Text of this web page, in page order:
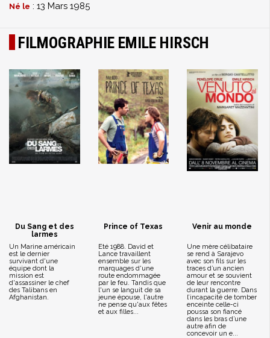
Né le : 13 Mars 1985
FILMOGRAPHIE EMILE HIRSCH
Du Sang et des
larmes
Un Marine américain
est le dernier
survivant d'une
équipe dont la
mission est
d'assassiner le chef
des Talibans en
Afghanistan.
Prince of Texas
Eté 1988. David et
Lance travaillent
ensemble sur les
marquages d'une
route endommagée
par le feu. Tandis que
l'un se languit de sa
jeune épouse, l'autre
ne pense qu'aux fêtes
et aux filles...
Venir au monde
Une mère célibataire
se rend à Sarajevo
avec son fils sur les
traces d’un ancien
amour et se souvient
de leur rencontre
durant la guerre. Dans
l’incapacité de tomber
enceinte celle-ci
poussa son fiancé
dans les bras d’une
autre afin de
concevoir un e...